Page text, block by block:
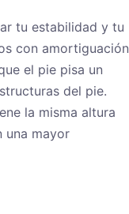
tu estabilidad y tu
con amortiguación
el pie pisa un
del pie.
la misma altura
una mayor